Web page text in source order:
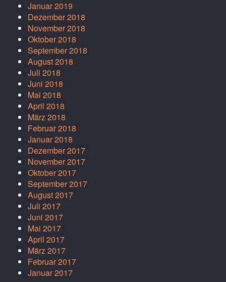
Januar 2019
Dezember 2018
November 2018
Oktober 2018
September 2018
August 2018
Juli 2018
Juni 2018
Mai 2018
April 2018
März 2018
Februar 2018
Januar 2018
Dezember 2017
November 2017
Oktober 2017
September 2017
August 2017
Juli 2017
Juni 2017
Mai 2017
April 2017
März 2017
Februar 2017
Januar 2017